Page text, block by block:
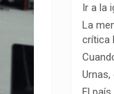
Ir a la
La
crítica